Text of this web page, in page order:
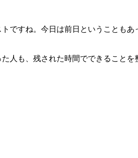
ですね。今日は前日ということも
人も、残された時間でできることを